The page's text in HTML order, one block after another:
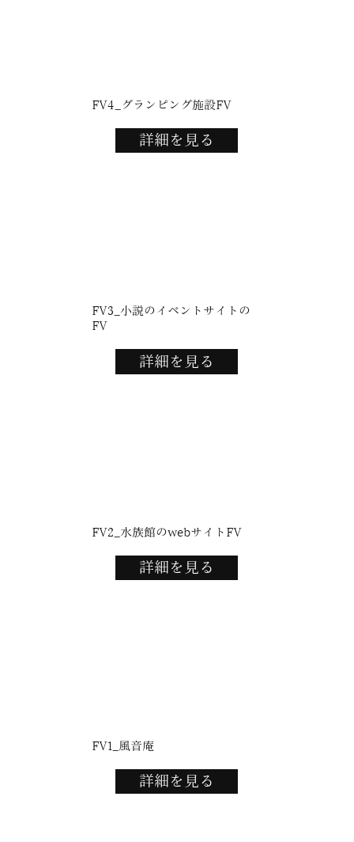
FV4_グランピング施設FV
詳細を見る
FV3_小説のイベントサイトの
FV
詳細を見る
FV2_水族館のwebサイトFV
詳細を見る
FV1_風音庵
詳細を見る